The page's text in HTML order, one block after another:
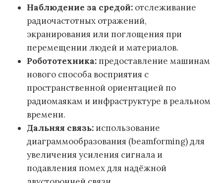
Наблюдение за средой: отслеживание
радиочастотных отражений,
экранирования или поглощения при
перемещении людей и материалов.
Робототехника: предоставление машинам
нового способа восприятия с
пространственной ориентацией по
радиомаякам и инфраструктуре в реальном
времени.
Дальняя связь: использование
диаграммообразования (beamforming) для
увеличения усиления сигнала и
подавления помех для надёжной